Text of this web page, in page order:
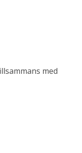
med